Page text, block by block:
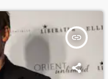
insert_link